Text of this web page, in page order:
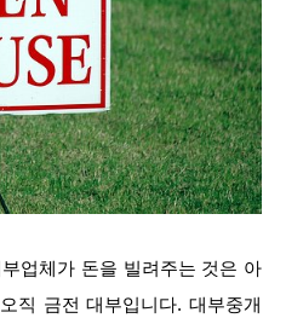
업체가 돈을 빌려주는 것은 아
직 금전 대부입니다. 대부중개